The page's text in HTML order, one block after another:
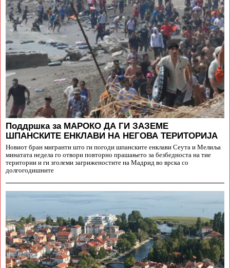
Поддршка за МАРОКО ДА ГИ ЗАЗЕМЕ
ШПАНСКИТЕ ЕНКЛАВИ НА НЕГОВА ТЕРИТОРИЈА
Новиот бран мигранти што ги погоди шпанските енклави Сеута и Мелиља
минатата недела го отвори повторно прашањето за безбедноста на тие
територии и ги зголеми загриженостите на Мадрид во врска со
долгогодишните